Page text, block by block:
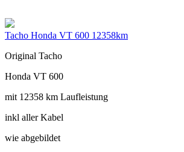
Tacho Honda VT 600 12358km
Original Tacho
Honda VT 600
mit 12358 km Laufleistung
inkl aller Kabel
wie abgebildet